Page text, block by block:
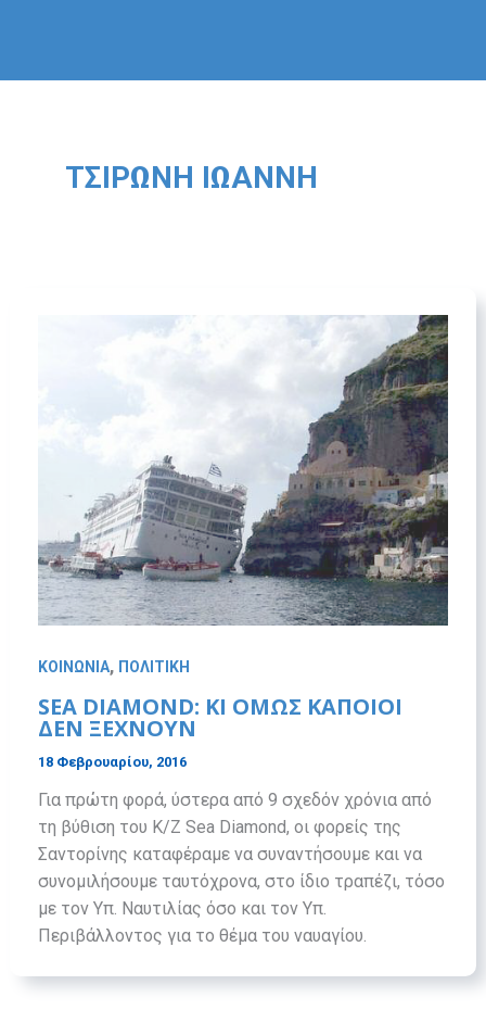
ΤΣΙΡΏΝΗ ΙΩΆΝΝΗ
ΚΟΙΝΩΝΙΑ, ΠΟΛΙΤΙΚΗ
SEA DIAMOND: ΚΙ ΟΜΩΣ ΚΑΠΟΙΟΙ
ΔΕΝ ΞΕΧΝΟΥΝ
18 Φεβρουαρίου, 2016
Για πρώτη φορά, ύστερα από 9 σχεδόν χρόνια από
τη βύθιση του Κ/Ζ Sea Diamond, οι φορείς της
Σαντορίνης καταφέραμε να συναντήσουμε και να
συνομιλήσουμε ταυτόχρονα, στο ίδιο τραπέζι, τόσο
με τον Υπ. Ναυτιλίας όσο και τον Υπ.
Περιβάλλοντος για το θέμα του ναυαγίου.